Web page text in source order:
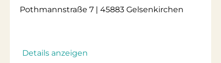
Pothmannstraße 7 | 45883 Gelsenkirchen
Details anzeigen